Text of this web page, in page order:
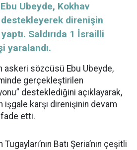
Ubeyde, Kokhav
destekleyerek direnişin
yaptı. Saldırıda 1 İsrailli
yaralandı.
askeri sözcüsü Ebu Ubeyde,
gerçekleştirilen
desteklediğini açıklayarak,
işgale karşı direnişinin devam
etti.
Batı Şeria’nın çeşitli